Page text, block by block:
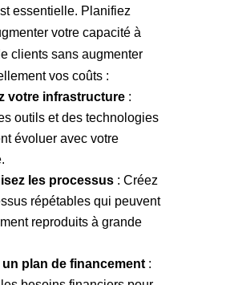
essentielle. Planifiez
votre capacité à
clients sans augmenter
vos coûts :
votre infrastructure:
outils et des technologies
évoluer avec votre
les processus: Créez
répétables qui peuvent
reproduits à grande
un plan de financement: